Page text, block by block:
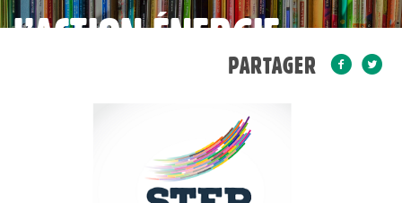
L’ACTION ÉNERGIE-
CLIMAT N°1BIS – LES
DISPOSITIFS POUR
PARTAGER